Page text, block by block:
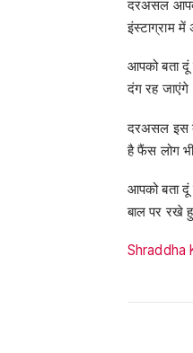
दरअसल
इंस्टाग्राम
आपको बता
दंग रह
दरअसल इस
है फैंस लोग
आपको बता दूं
बाल पर रखे
Shraddha